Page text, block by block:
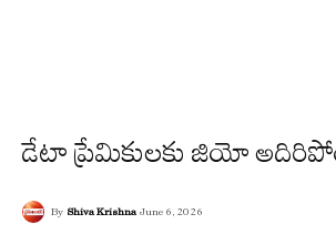
డేటా ప్రేమికులకు జియో
By Shiva Krishna June 6, 2026